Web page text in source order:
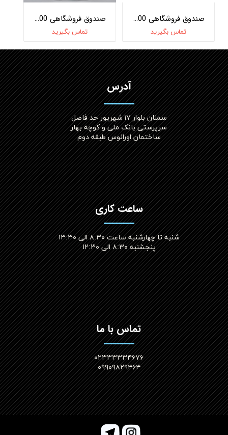
صندوق فروشگاهی OKPOS I1500
تماس بگیرید
صندوق فروشگاهی OKPOS Optimus J1900
تماس بگیرید
آدرس
سمنان بلوار ۱۷ شهریور حد فاصل
سرپرستی بانک ملی و کوچه بهار
ساختمان اورانوس طبقه دوم
ساعت کاری
شنبه تا چهارشنبه ساعت ۸:۳۰ الی ۱۳:۳۰
پنجشنبه ۸:۳۰ الی ۱۲:۳۰​​​​​​​
تماس با ما
۰۲۳۳۳۳۳۴۶۷۶
۰۹۹۰۹۸۲۹۴۶۴